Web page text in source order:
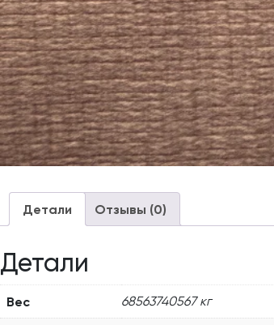
Детали Отзывы (0)
Детали
Вес 68563740567 кг